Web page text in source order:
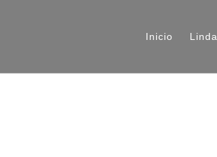
Inicio Linda